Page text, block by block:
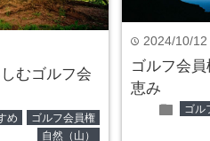
むゴルフ会
め
ゴルフ会員権
自然（山）
time 2024/10/12
ゴルフ会
恵み
folder ゴル